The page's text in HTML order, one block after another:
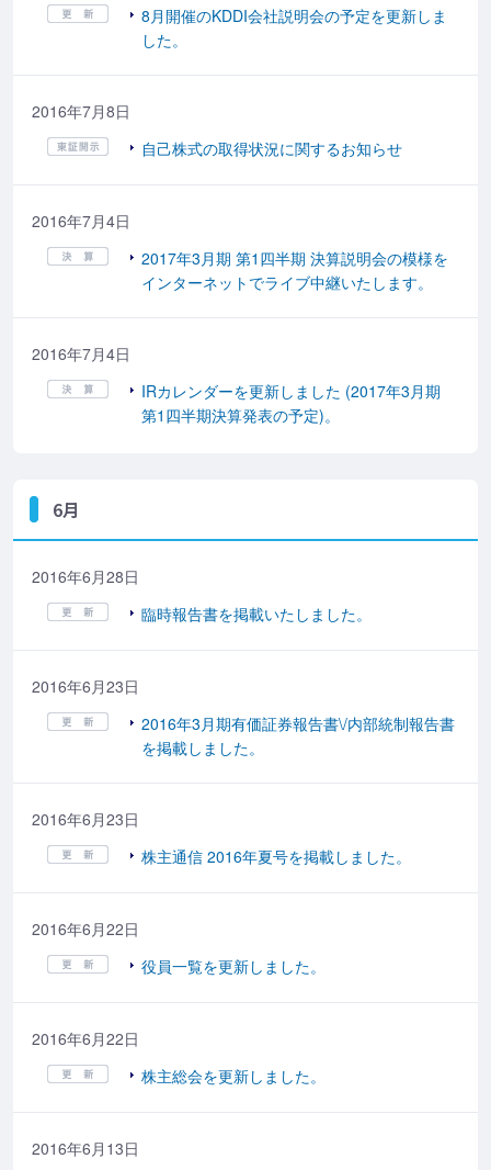
8月開催のKDDI会社説明会の予定を更新しま
した。
2016年7月8日
自己株式の取得状況に関するお知らせ
2016年7月4日
2017年3月期 第1四半期 決算説明会の模様を
インターネットでライブ中継いたします。
2016年7月4日
IRカレンダーを更新しました (2017年3月期
第1四半期決算発表の予定)。
6月
2016年6月28日
臨時報告書を掲載いたしました。
2016年6月23日
2016年3月期有価証券報告書\/内部統制報告書
を掲載しました。
2016年6月23日
株主通信 2016年夏号を掲載しました。
2016年6月22日
役員一覧を更新しました。
2016年6月22日
株主総会を更新しました。
2016年6月13日